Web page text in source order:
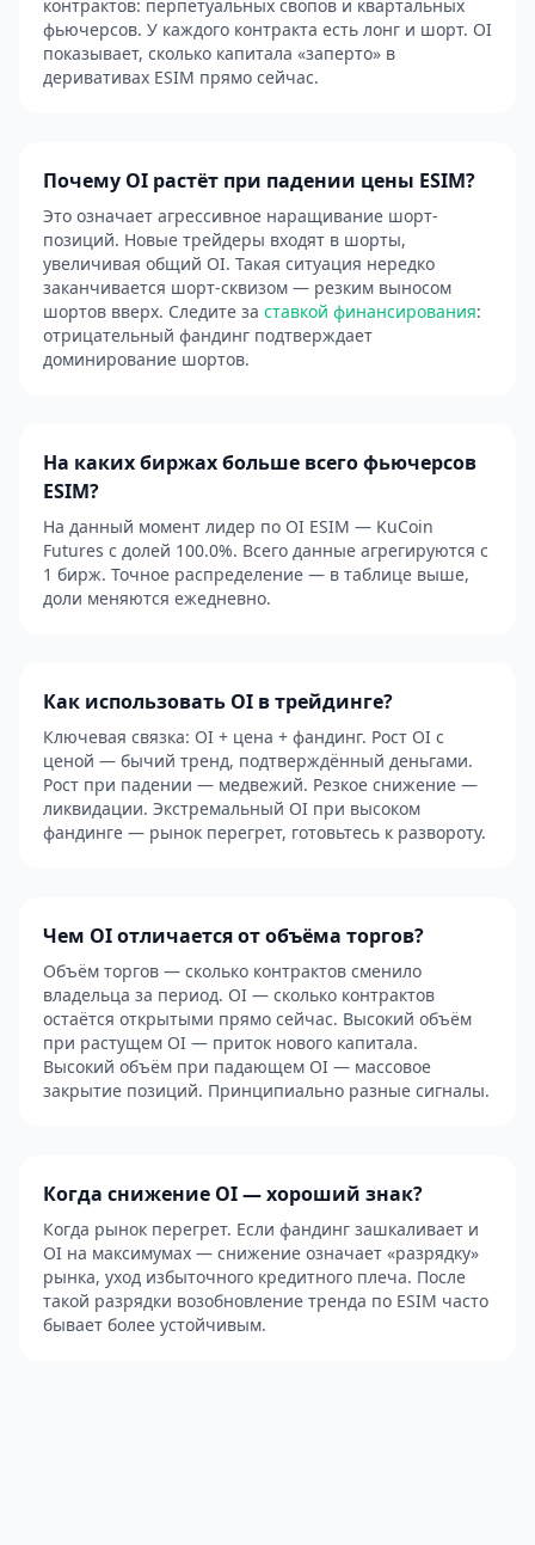
контрактов: перпетуальных свопов и квартальных
фьючерсов. У каждого контракта есть лонг и шорт. OI
показывает, сколько капитала «заперто» в
деривативах ESIM прямо сейчас.
Почему OI растёт при падении цены ESIM?
Это означает агрессивное наращивание шорт-
позиций. Новые трейдеры входят в шорты,
увеличивая общий OI. Такая ситуация нередко
заканчивается шорт-сквизом — резким выносом
шортов вверх. Следите за ставкой финансирования:
отрицательный фандинг подтверждает
доминирование шортов.
На каких биржах больше всего фьючерсов
ESIM?
На данный момент лидер по OI ESIM — KuCoin
Futures с долей 100.0%. Всего данные агрегируются с
1 бирж. Точное распределение — в таблице выше,
доли меняются ежедневно.
Как использовать OI в трейдинге?
Ключевая связка: OI + цена + фандинг. Рост OI с
ценой — бычий тренд, подтверждённый деньгами.
Рост при падении — медвежий. Резкое снижение —
ликвидации. Экстремальный OI при высоком
фандинге — рынок перегрет, готовьтесь к развороту.
Чем OI отличается от объёма торгов?
Объём торгов — сколько контрактов сменило
владельца за период. OI — сколько контрактов
остаётся открытыми прямо сейчас. Высокий объём
при растущем OI — приток нового капитала.
Высокий объём при падающем OI — массовое
закрытие позиций. Принципиально разные сигналы.
Когда снижение OI — хороший знак?
Когда рынок перегрет. Если фандинг зашкаливает и
OI на максимумах — снижение означает «разрядку»
рынка, уход избыточного кредитного плеча. После
такой разрядки возобновление тренда по ESIM часто
бывает более устойчивым.